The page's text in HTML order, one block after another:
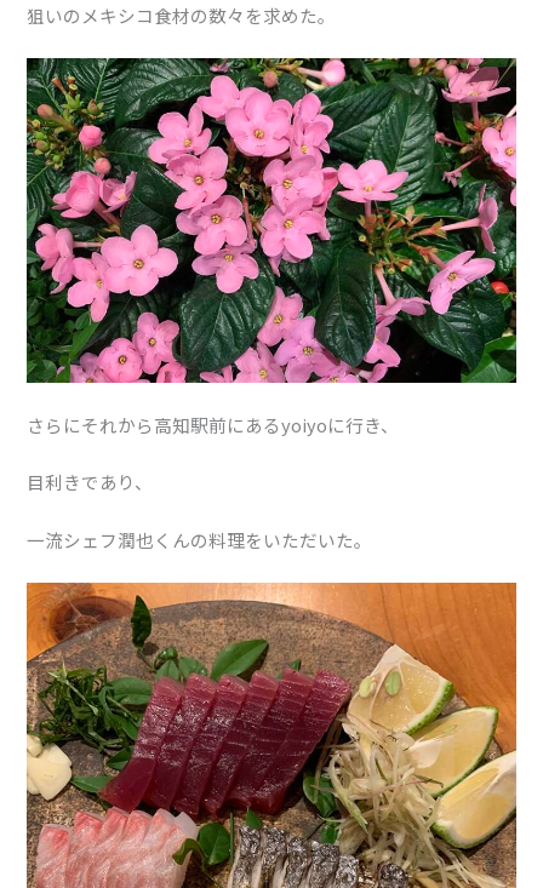
狙いのメキシコ食材の数々を求めた。
さらにそれから高知駅前にあるyoiyoに行き、
目利きであり、
一流シェフ潤也くんの料理をいただいた。